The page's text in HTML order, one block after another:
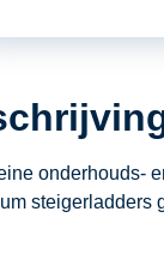
onderhouds-
steigerladders